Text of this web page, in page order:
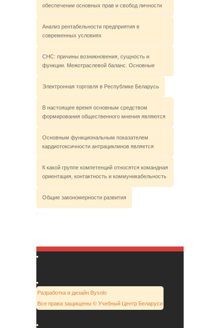
обеспечении основных прав и свобод личности
Анализ рентабельности предприятия в
современных условиях
СНС: причины возникновения, сущность и
функции. Межотраслевой баланс. Основные
Электронная торговля в Республике Беларусь
В настоящее время основным средством
формирования общественного мнения являются
Основным функциональным показателем
кардиотоксичности антрациклинов является
К какой группе компетенций относятся командная
ориентация, контактность и коммуникабельность
Общие закономерности развития
Разработка и дизайн Bysolo
Все права защищены © Учебный Центр Беларуси